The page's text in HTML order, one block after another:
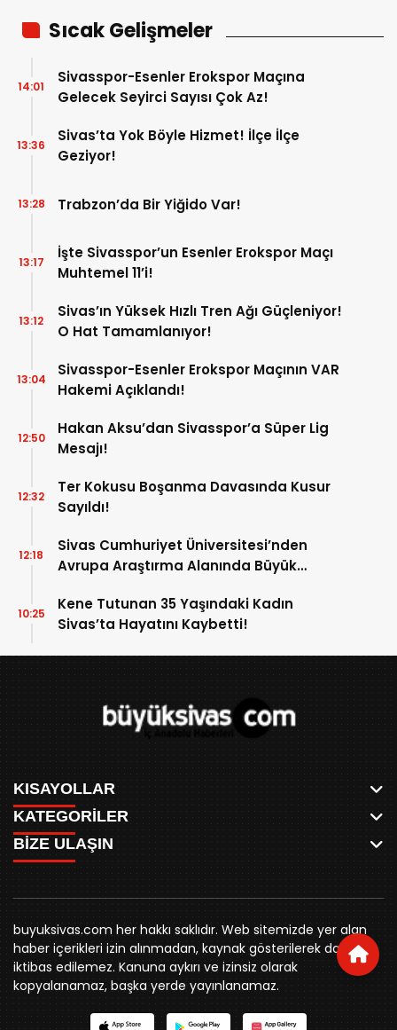
Sıcak Gelişmeler
Sivasspor-Esenler Erokspor Maçına
Gelecek Seyirci Sayısı Çok Az!
14:01
Sivas’ta Yok Böyle Hizmet! İlçe İlçe
Geziyor!
13:36
Trabzon’da Bir Yiğido Var!
13:28
İşte Sivasspor’un Esenler Erokspor Maçı
Muhtemel 11’i!
13:17
Sivas’ın Yüksek Hızlı Tren Ağı Güçleniyor!
O Hat Tamamlanıyor!
13:12
Sivasspor-Esenler Erokspor Maçının VAR
Hakemi Açıklandı!
13:04
Hakan Aksu’dan Sivasspor’a Süper Lig
Mesajı!
12:50
Ter Kokusu Boşanma Davasında Kusur
Sayıldı!
12:32
Sivas Cumhuriyet Üniversitesi’nden
Avrupa Araştırma Alanında Büyük
12:18
Kene Tutunan 35 Yaşındaki Kadın
Sivas’ta Hayatını Kaybetti!
10:25
KISAYOLLAR
ANASAYFA
AKSU CANLI
MEYDAN CANLI
MEDRESELER CANLI
MERAKÜM CANLI
YUKARI TEKKE CANLI
KURUMSAL KİMLİK
REKLAM FİYATLARI
BİZE ULAŞIN
KÜNYE
RESMİ İLANLAR
KATEGORİLER
WHATSAPP
SPOR
SİYASET
BELEDİYE
SİVAS VALİLİĞİ
ÜNİVERSİTE
KURUMLAR
STK
YORUM
BİZE ULAŞIN
0346 221 00 60
buyuksivashaber@gmail.com
Örtülüpınar Mah. İnönü Bulvarı Özkahya Apt. Kat:3 D:7
Sivas
buyuksivas.com her hakkı saklıdır. Web sitemizde yer alan
haber içerikleri izin alınmadan, kaynak gösterilerek dahi
iktibas edilemez. Kanuna aykırı ve izinsiz olarak
kopyalanamaz, başka yerde yayınlanamaz.